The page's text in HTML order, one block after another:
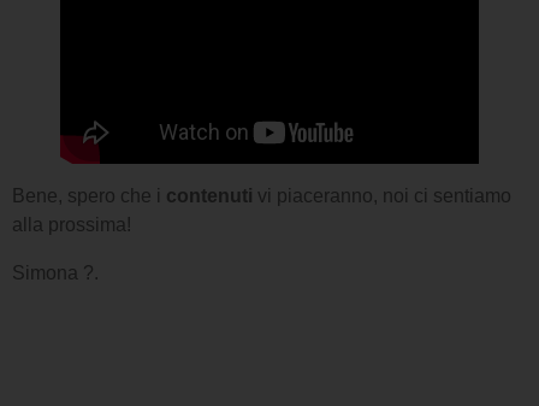
Bene, spero che i contenuti vi piaceranno, noi ci sentiamo
alla prossima!
Simona ?.